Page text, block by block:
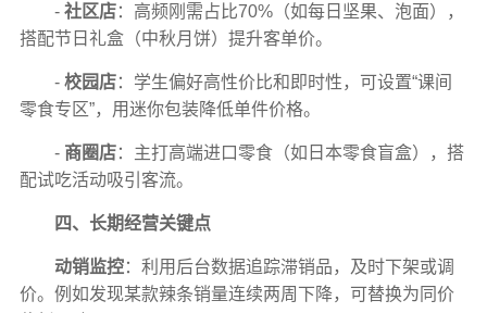
- 社区店：高频刚需占比70%（如每日坚果、泡面），
搭配节日礼盒（中秋月饼）提升客单价。
- 校园店：学生偏好高性价比和即时性，可设置“课间
零食专区”，用迷你包装降低单件价格。
- 商圈店：主打高端进口零食（如日本零食盲盒），搭
配试吃活动吸引客流。
四、长期经营关键点
动销监控：利用后台数据追踪滞销品，及时下架或调
价。例如发现某款辣条销量连续两周下降，可替换为同价